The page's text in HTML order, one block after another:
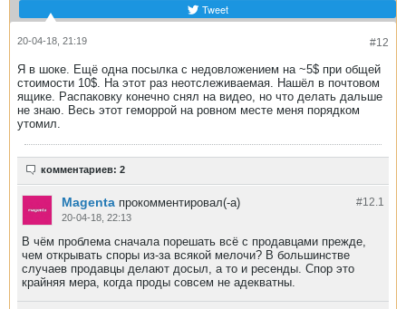
Tweet
#12
20-04-18, 21:19
Я в шоке. Ещё одна посылка с недовложением на ~5$ при общей
стоимости 10$. На этот раз неотслеживаемая. Нашёл в почтовом
ящике. Распаковку конечно снял на видео, но что делать дальше
не знаю. Весь этот геморрой на ровном месте меня порядком
утомил.
комментариев: 2
#12. 1
Magenta прокомментировал(-а)
20-04-18, 22:13
В чём проблема сначала порешать всё с продавцами прежде,
чем открывать споры из-за всякой мелочи? В большинстве
случаев продавцы делают досыл, а то и ресенды. Спор это
крайняя мера, когда проды совсем не адекватны.